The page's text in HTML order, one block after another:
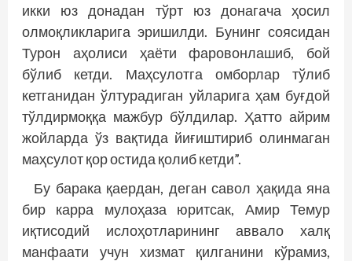
икки юз донадан тўрт юз донагача ҳосил
олмоқликларига эришилди. Бунинг соясидан
Турон аҳолиси ҳаёти фаровонлашиб, бой
бўлиб кетди. Маҳсулотга омборлар тўлиб
кетганидан ўлтурадиган уйларига ҳам буғдой
тўлдирмоққа мажбур бўлдилар. Ҳатто айрим
жойларда ўз вақтида йиғиштириб олинмаган
маҳсулот қор остида қолиб кетди”.
Бу барака қаердан, деган савол ҳақида яна
бир карра мулоҳаза юритсак, Амир Темур
иқтисодий ислоҳотларининг аввало халқ
манфаати учун хизмат қилганини кўрамиз,